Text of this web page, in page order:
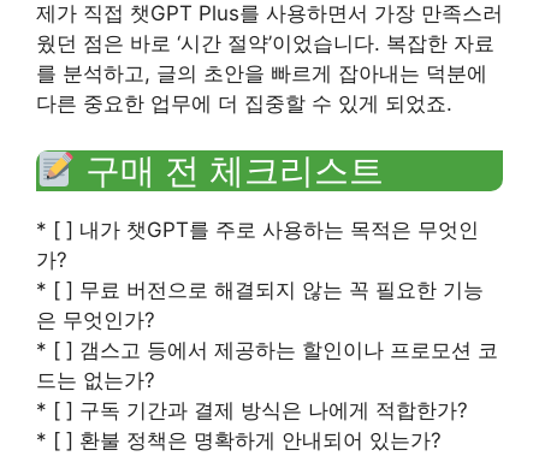
제가 직접 챗GPT Plus를 사용하면서 가장 만족스러
웠던 점은 바로 ‘시간 절약’이었습니다. 복잡한 자료
를 분석하고, 글의 초안을 빠르게 잡아내는 덕분에
다른 중요한 업무에 더 집중할 수 있게 되었죠.
구매 전 체크리스트
* [ ] 내가 챗GPT를 주로 사용하는 목적은 무엇인
가?
* [ ] 무료 버전으로 해결되지 않는 꼭 필요한 기능
은 무엇인가?
* [ ] 갬스고 등에서 제공하는 할인이나 프로모션 코
드는 없는가?
* [ ] 구독 기간과 결제 방식은 나에게 적합한가?
* [ ] 환불 정책은 명확하게 안내되어 있는가?